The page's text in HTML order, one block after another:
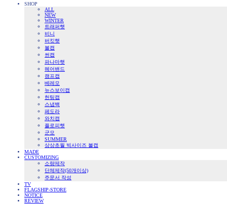
SHOP
ALL
NEW
WINTER
트래퍼햇
비니
버킷햇
볼캡
썬캡
파나마햇
헤어밴드
캠프캡
베레모
뉴스보이캡
헌팅캡
스냅백
페도라
와치캡
플로피햇
군모
SUMMER
상상초월 빅사이즈 볼캡
MADE
CUSTOMIZING
소량제작
단체제작(50개이상)
주문서 작성
TV
FLAGSHIP-STORE
NOTICE
REVIEW